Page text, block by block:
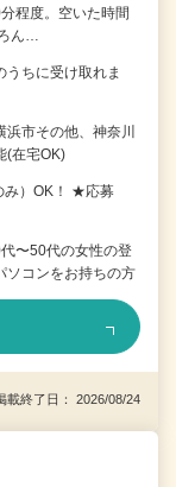
程度。空いた時間
ん…
ちに受け取れま
市その他、神奈川
(在宅OK)
み）OK！ ★応募
〜50代の女性の登
コンをお持ちの方
終了日： 2026/08/24